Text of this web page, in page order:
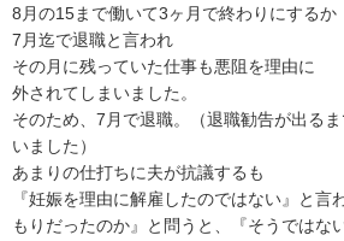
8月の15まで働いて3ヶ月で終わりにするか
7月迄で退職と言われ
その月に残っていた仕事も悪阻を理由に
外されてしまいました。
そのため、7月で退職。（退職勧告が出る
いました）
あまりの仕打ちに夫が抗議するも
『妊娠を理由に解雇したのではない』と言
もりだったのか』と問うと、『そうではな